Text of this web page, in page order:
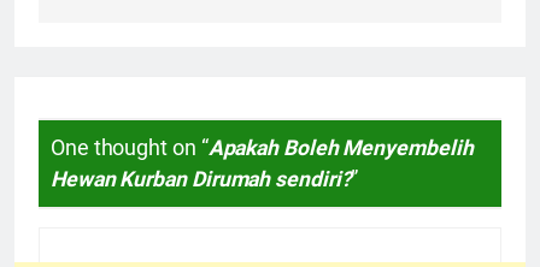
One thought on “Apakah Boleh Menyembelih
Hewan Kurban Dirumah sendiri?”